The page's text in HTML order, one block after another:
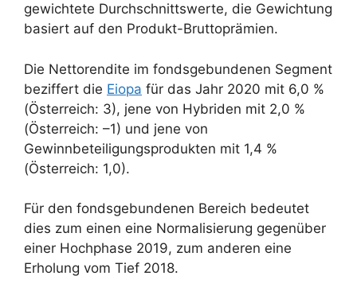
gewichtete Durchschnittswerte, die Gewichtung
basiert auf den Produkt-Bruttoprämien.
Die Nettorendite im fondsgebundenen Segment
beziffert die Eiopa für das Jahr 2020 mit 6,0 %
(Österreich: 3), jene von Hybriden mit 2,0 %
(Österreich: –1) und jene von
Gewinnbeteiligungsprodukten mit 1,4 %
(Österreich: 1,0).
Für den fondsgebundenen Bereich bedeutet
dies zum einen eine Normalisierung gegenüber
einer Hochphase 2019, zum anderen eine
Erholung vom Tief 2018.